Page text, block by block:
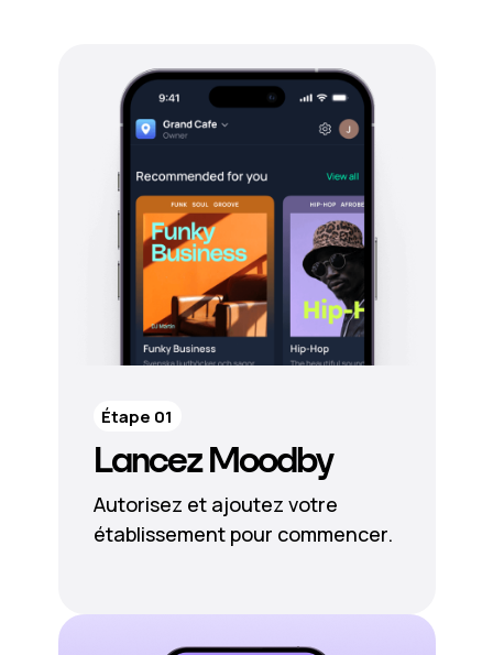
Lancez Moodby
Autorisez et ajoutez votre
établissement pour commencer.
Étape 01